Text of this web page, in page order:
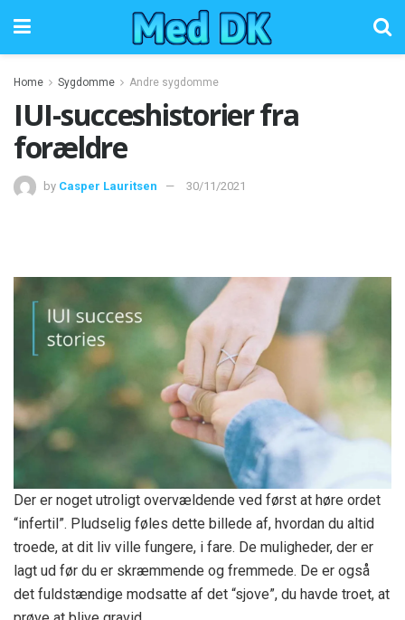
Home Sygdomme Andre sygdomme
IUI-succeshistorier fra
forældre
by Casper Lauritsen 30/11/2021
Der er noget utroligt overvældende ved først at høre ordet
“infertil”. Pludselig føles dette billede af, hvordan du altid
troede, at dit liv ville fungere, i fare. De muligheder, der er
lagt ud før du er skræmmende og fremmede. De er også
det fuldstændige modsatte af det “sjove”, du havde troet, at